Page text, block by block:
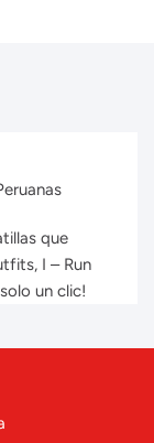
que
I – Run
un clic!